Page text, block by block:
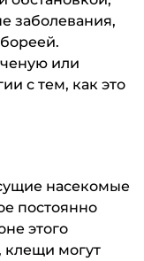
заболевания,
или
с тем, как это
насекомые
постоянно
этого
клещи могут